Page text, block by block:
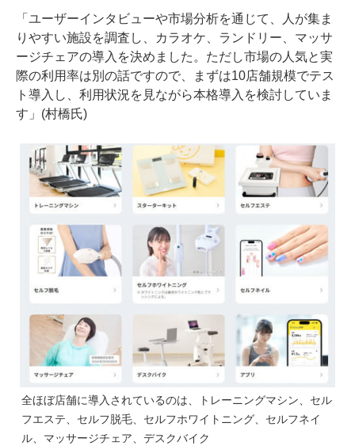
「ユーザーインタビューや市場分析を通じて、人が集ま
りやすい施設を調査し、カラオケ、ランドリー、マッサ
ージチェアの導入を決めました。ただし市場の人気と実
際の利用率は別の話ですので、まずは10店舗規模でテス
ト導入し、利用状況を見ながら本格導入を検討していま
す」(村橋氏)
全ほぼ店舗に導入されているのは、トレーニングマシン、セル
フエステ、セルフ脱毛、セルフホワイトニング、セルフネイ
ル、マッサージチェア、デスクバイク